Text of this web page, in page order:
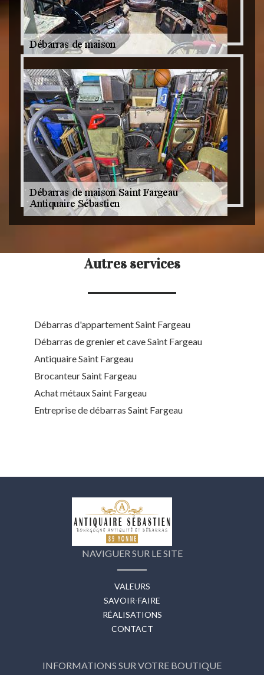
Autres services
Débarras d'appartement Saint Fargeau
Débarras de grenier et cave Saint Fargeau
Antiquaire Saint Fargeau
Brocanteur Saint Fargeau
Achat métaux Saint Fargeau
Entreprise de débarras Saint Fargeau
NAVIGUER SUR LE SITE
VALEURS
SAVOIR-FAIRE
RÉALISATIONS
CONTACT
INFORMATIONS SUR VOTRE BOUTIQUE